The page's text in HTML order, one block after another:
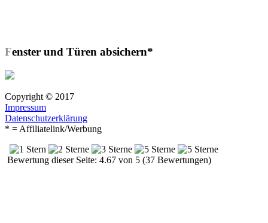
Fenster und Türen absichern*
Copyright © 2017
Impressum
Datenschutzerklärung
* = Affiliatelink/Werbung
Bewertung dieser Seite: 4.67 von 5 (37 Bewertungen)